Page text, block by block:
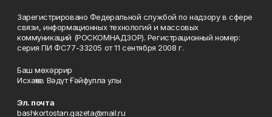
Зарегистрировано Федеральной службой по надзору в сфере
связи, информационных технологий и массовых
коммуникаций (РОСКОМНАДЗОР). Регистрационный номер:
серия ПИ ФС77-33205 от 11 сентября 2008 г.
Баш мөхәррир
Исхаҡов Вәдүт Ғәйфулла улы
Эл. почта
bashkortostan.gazeta@mail.ru